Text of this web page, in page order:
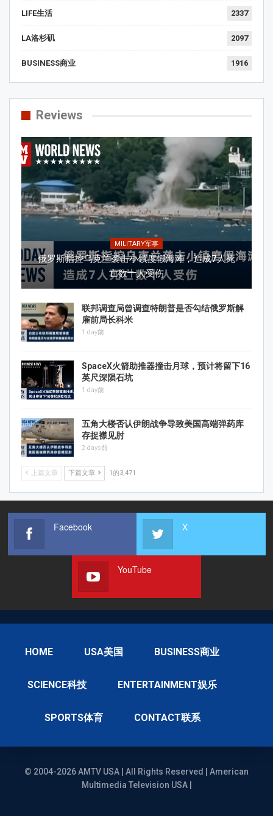
LIFE生活 2337
LA洛杉矶 2097
BUSINESS商业 1916
Reviews
MILITARY军事
俄罗斯指控乌克兰袭击小镇度假海滩，造成7人死
亡数十人受伤
联邦调查局曾调查特朗普是否勾结俄罗斯解
雇前局长科米
1 day前
SpaceX火箭助推器撞击月球，预计将留下16
英尺深陨石坑
1 day前
五角大楼否认伊朗战争导致美国高端弹药库
存捉襟见肘
2 days前
上篇文章 下篇文章 1的3,471
Facebook X
YouTube
HOME USA美国 BUSINESS商业
SCIENCE科技 ENTERTAINMENT娱乐
SPORTS体育 CONTACT联系
© 2004-2026 AMTV USA | All Rights Reserved | American
Multimedia Television USA |